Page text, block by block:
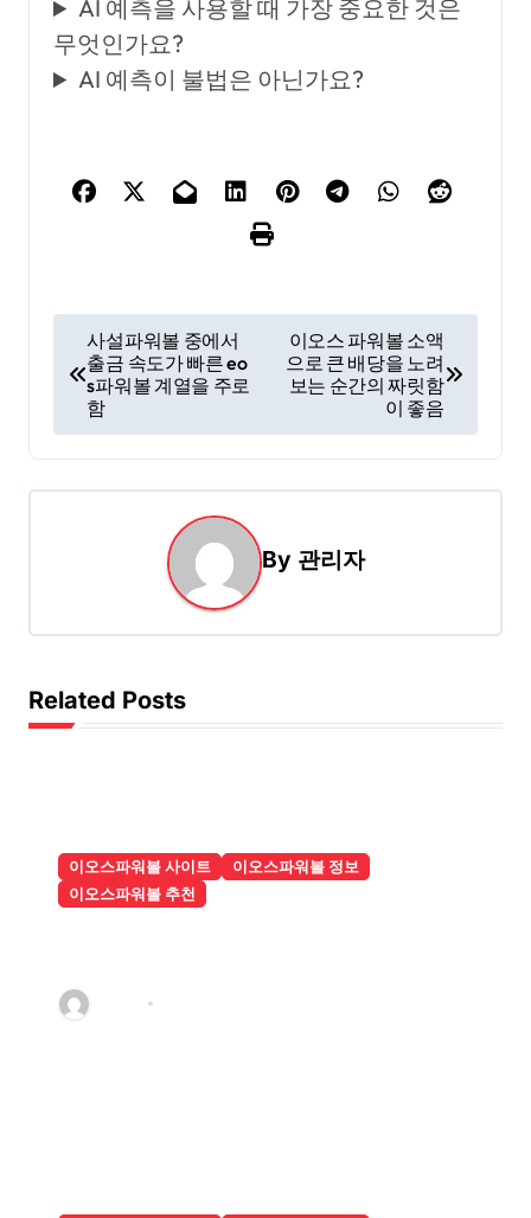
AI 예측을 사용할 때 가장 중요한 것은
무엇인가요?
AI 예측이 불법은 아닌가요?
탐
사설파워볼 중에서
출금 속도가 빠른 eo
s파워볼 계열을 주로
함
이오스 파워볼 소액
으로 큰 배당을 노려
보는 순간의 짜릿함
이 좋음
By 관리자
Related Posts
이오스파워볼 사이트
이오스파워볼 정보
이오스파워볼 추천